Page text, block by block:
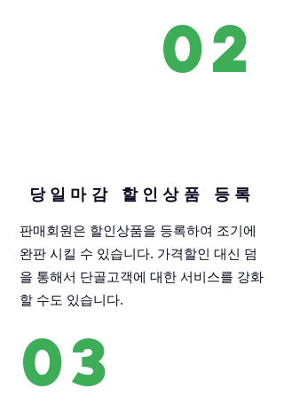
02
당일마감 할인상품 등록
판매회원은 할인상품을 등록하여 조기에
완판 시킬 수 있습니다. 가격할인 대신 덤
을 통해서 단골고객에 대한 서비스를 강화
할 수도 있습니다.
03